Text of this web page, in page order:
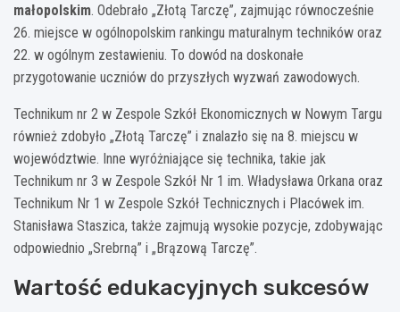
małopolskim. Odebrało „Złotą Tarczę”, zajmując równocześnie
26. miejsce w ogólnopolskim rankingu maturalnym techników oraz
22. w ogólnym zestawieniu. To dowód na doskonałe
przygotowanie uczniów do przyszłych wyzwań zawodowych.
Technikum nr 2 w Zespole Szkół Ekonomicznych w Nowym Targu
również zdobyło „Złotą Tarczę” i znalazło się na 8. miejscu w
województwie. Inne wyróżniające się technika, takie jak
Technikum nr 3 w Zespole Szkół Nr 1 im. Władysława Orkana oraz
Technikum Nr 1 w Zespole Szkół Technicznych i Placówek im.
Stanisława Staszica, także zajmują wysokie pozycje, zdobywając
odpowiednio „Srebrną” i „Brązową Tarczę”.
Wartość edukacyjnych sukcesów